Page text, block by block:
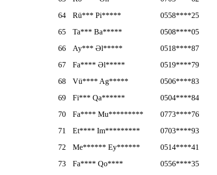
64
Rü*** Pi*****
0558****25
65
Ta*** Ba*****
0508****05
66
Ay*** Əl*****
0518****87
67
Fa**** Əl*****
0519****79
68
Vü**** Ag*****
0506****83
69
Fi*** Qa******
0504****84
70
Fa**** Mu*********
0773****76
71
Et**** Im*********
0703****93
72
Me****** Ey******
0514****41
73
Fa**** Qo****
0556****35